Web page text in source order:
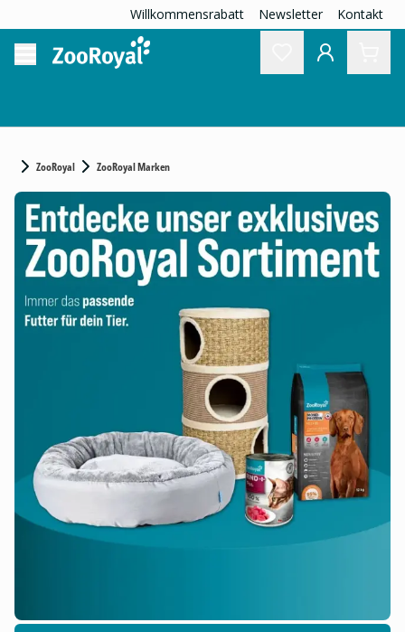
Willkommensrabatt Newsletter Kontakt
ZooRoyal ZooRoyal Marken